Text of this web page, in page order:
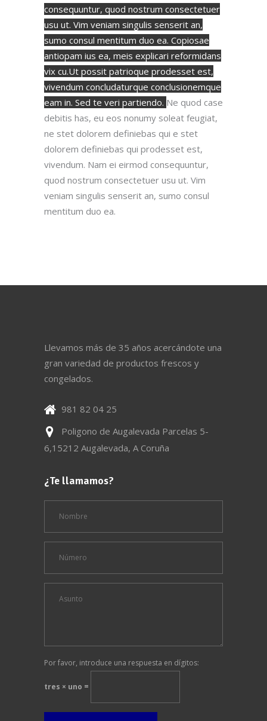
consequuntur, quod nostrum consectetuer
usu ut. Vim veniam singulis senserit an,
sumo consul mentitum duo ea. Copiosae
antiopam ius ea, meis explicari reformidans
vix cu.Ut possit patrioque prodesset est,
vivendum concludaturque conclusionemque
eam in. Sed te veri partiendo. Ne quod case
debitis has, eu eos nonumy soleat feugiat,
ne stet dolorem definiebas qui e stet
dolorem definiebas qui prodesset est,
vivendum. Nam ei eirmod consequuntur,
quod nostrum consectetuer usu ut. Vim
veniam singulis senserit an, sumo consul
mentitum duo ea.
Llevamos más de 35 años acercándote una
gran variedad de productos frescos y
congelados.
981 82 04 25
Poligono de Augalevada Parcelas 5-
6,15212 Augalevada, A Coruña
¿Te llamamos?
Por favor, introduce una respuesta en dígitos:
tres × uno =